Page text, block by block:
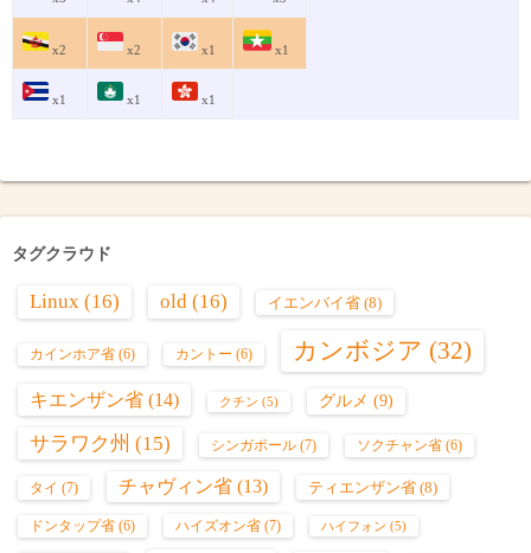
x2 x2 x1 x1
x1 x1 x1
タグクラウド
Linux (16) old (16) イエンバイ省 (8)
カインホア省 (6) カントー (6) カンボジア (32)
キエンザン省 (14) クチン (5) グルメ (9)
サラワク州 (15) シンガポール (7) ソクチャン省 (6)
タイ (7) チャヴィン省 (13) ティエンザン省 (8)
ドンタップ省 (6) ハイズオン省 (7) ハイフォン (5)